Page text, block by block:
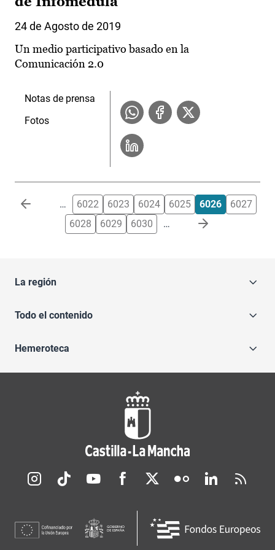
24 de Agosto de 2019
Un medio participativo basado en la
Comunicación 2.0
Notas de prensa
Fotos
Paginación … 6022 6023 6024 6025 6026
6027
6028
6029 6030 …
La región
Todo el contenido
Hemeroteca
Redes sociales JCCM